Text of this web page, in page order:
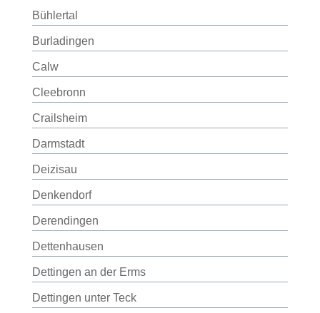
Bühlertal
Burladingen
Calw
Cleebronn
Crailsheim
Darmstadt
Deizisau
Denkendorf
Derendingen
Dettenhausen
Dettingen an der Erms
Dettingen unter Teck